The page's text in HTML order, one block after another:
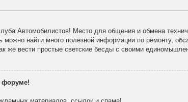
Автомобилистов! Место для общения и обмена
можно найти много полезной информации по ремонту,
же вести простые светские бесды с своими
форуме!